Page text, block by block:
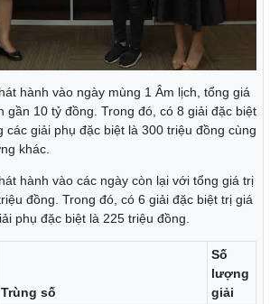
hành vào ngày mùng 1 Âm lịch, tổng giá
gần 10 tỷ đồng. Trong đó, có 8 giải đặc biệt
các giải phụ đặc biệt là 300 triệu đồng cùng
khác.
hành vào các ngày còn lại với tổng giá trị
đồng. Trong đó, có 6 giải đặc biệt trị giá
phụ đặc biệt là 225 triệu đồng.
Trùng số
Số
lượng
giải